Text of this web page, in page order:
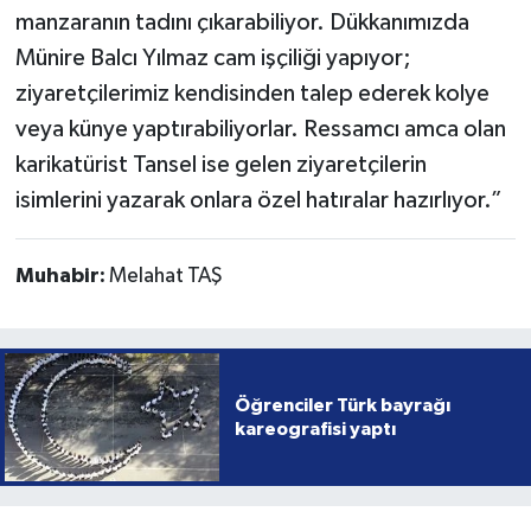
manzaranın tadını çıkarabiliyor. Dükkanımızda
Münire Balcı Yılmaz cam işçiliği yapıyor;
ziyaretçilerimiz kendisinden talep ederek kolye
veya künye yaptırabiliyorlar. Ressamcı amca olan
karikatürist Tansel ise gelen ziyaretçilerin
isimlerini yazarak onlara özel hatıralar hazırlıyor.”
Muhabir: Melahat TAŞ
Öğrenciler Türk bayrağı
kareografisi yaptı